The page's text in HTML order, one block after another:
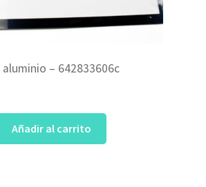
– 642833606c
Añadir al carrito